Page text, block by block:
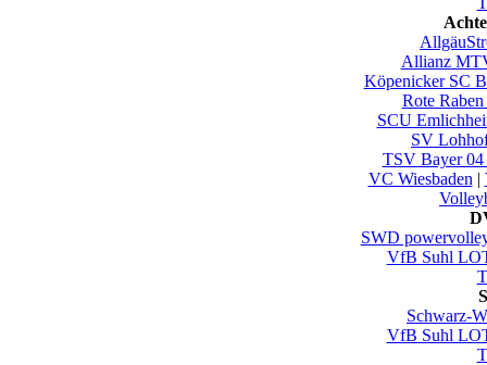
Allianz
Köpenicker SC
Rote
SCU
SV
TSV Bayer 04
VC Wiesbaden |
SWD
VfB Suhl
Schwarz-
VfB Suhl